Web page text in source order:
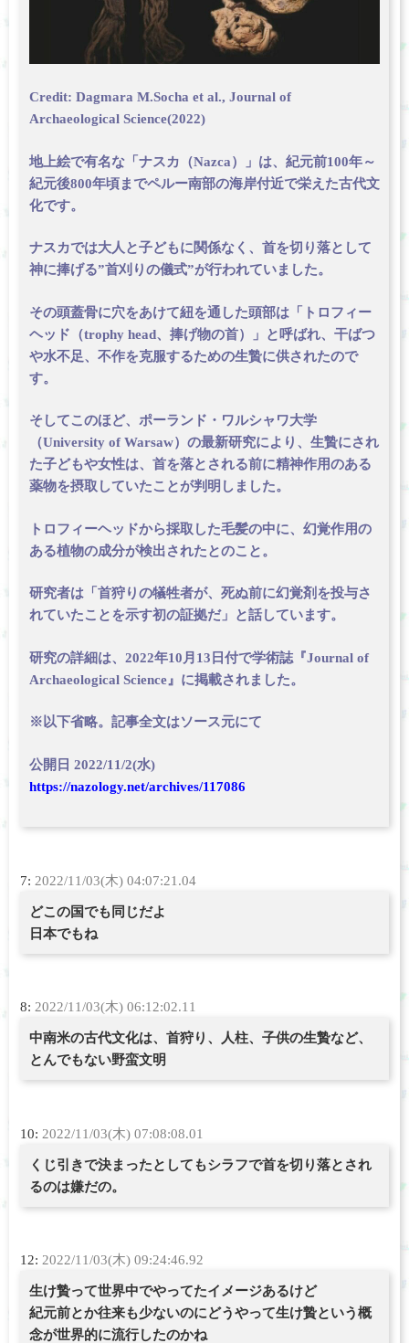
Credit: Dagmara M.Socha et al., Journal of
Archaeological Science(2022)
地上絵で有名な「ナスカ（Nazca）」は、紀元前100年～
紀元後800年頃までペルー南部の海岸付近で栄えた古代文
化です。
ナスカでは大人と子どもに関係なく、首を切り落として
神に捧げる”首刈りの儀式”が行われていました。
その頭蓋骨に穴をあけて紐を通した頭部は「トロフィー
ヘッド（trophy head、捧げ物の首）」と呼ばれ、干ばつ
や水不足、不作を克服するための生贄に供されたので
す。
そしてこのほど、ポーランド・ワルシャワ大学
（University of Warsaw）の最新研究により、生贄にされ
た子どもや女性は、首を落とされる前に精神作用のある
薬物を摂取していたことが判明しました。
トロフィーヘッドから採取した毛髪の中に、幻覚作用の
ある植物の成分が検出されたとのこと。
研究者は「首狩りの犠牲者が、死ぬ前に幻覚剤を投与さ
れていたことを示す初の証拠だ」と話しています。
研究の詳細は、2022年10月13日付で学術誌『Journal of
Archaeological Science』に掲載されました。
※以下省略。記事全文はソース元にて
公開日 2022/11/2(水)
https://nazology.net/archives/117086
7: 2022/11/03(木) 04:07:21.04
どこの国でも同じだよ
日本でもね
8: 2022/11/03(木) 06:12:02.11
中南米の古代文化は、首狩り、人柱、子供の生贄など、
とんでもない野蛮文明
10: 2022/11/03(木) 07:08:08.01
くじ引きで決まったとしてもシラフで首を切り落とされ
るのは嫌だの。
12: 2022/11/03(木) 09:24:46.92
生け贄って世界中でやってたイメージあるけど
紀元前とか往来も少ないのにどうやって生け贄という概
念が世界的に流行したのかね